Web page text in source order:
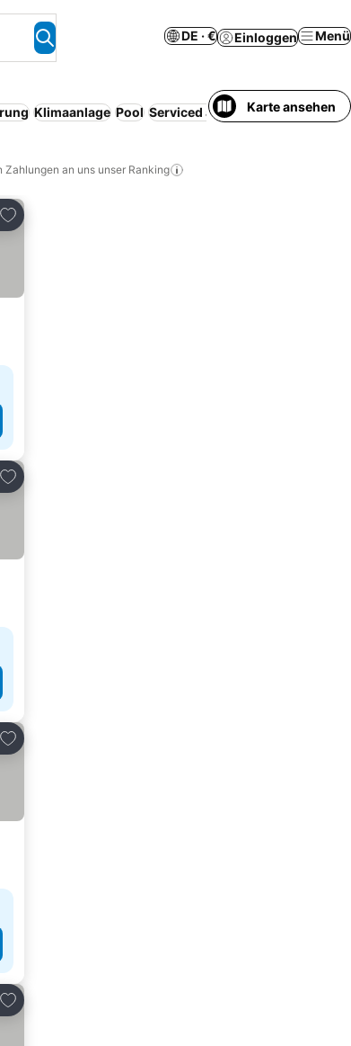
DE · € Einloggen Menü
Klimaanlage Pool Serviced apartment WLAN
Karte ansehen
Zahlungen an uns unser Ranking
Zu Favoriten hinzufügen
Zu Favoriten hinzufügen
Zu Favoriten hinzufügen
Zu Favoriten hinzufügen